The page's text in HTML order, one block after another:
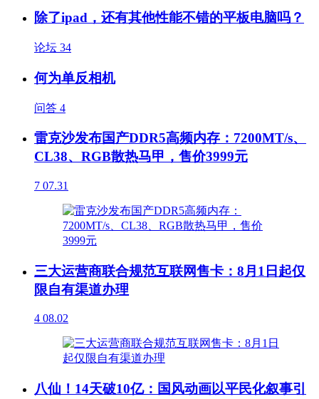
除了ipad，还有其他性能不错的平板电脑吗？
论坛 34
何为单反相机
问答 4
雷克沙发布国产DDR5高频内存：7200MT/s、
CL38、RGB散热马甲，售价3999元
7 07.31
三大运营商联合规范互联网售卡：8月1日起仅
限自有渠道办理
4 08.02
八仙！14天破10亿：国风动画以平民化叙事引